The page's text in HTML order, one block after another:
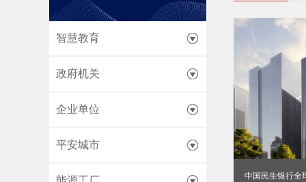
智慧教育
政府机关
企业单位
平安城市
中国民生银行全